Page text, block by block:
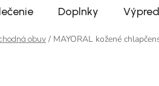
Doplnky
obuv / MAYORAL kožené